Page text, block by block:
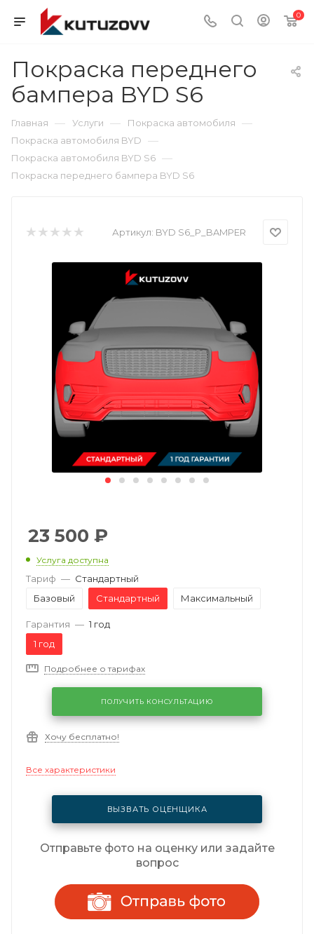
0
Покраска переднего
бампера BYD S6
Главная — Услуги — Покраска автомобиля —
Покраска автомобиля BYD —
Покраска автомобиля BYD S6 —
Покраска переднего бампера BYD S6
Артикул: BYD S6_P_BAMPER
23 500 ₽
Услуга доступна
Тариф — Стандартный
Базовый
Стандартный Максимальный
Гарантия — 1 год
1 год
Подробнее о тарифах
ПОЛУЧИТЬ КОНСУЛЬТАЦИЮ
Хочу бесплатно!
Все характеристики
ВЫЗВАТЬ ОЦЕНЩИКА
Отправьте фото на оценку или задайте
вопрос